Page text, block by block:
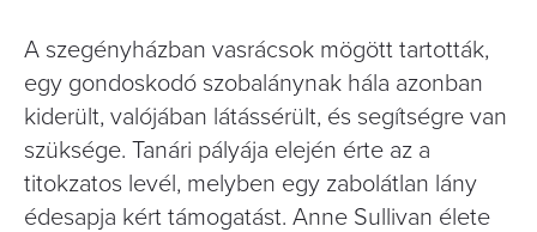
A szegényházban vasrácsok mögött tartották,
egy gondoskodó szobalánynak hála azonban
kiderült, valójában látássérült, és segítségre van
szüksége. Tanári pályája elején érte az a
titokzatos levél, melyben egy zabolátlan lány
édesapja kért támogatást. Anne Sullivan élete